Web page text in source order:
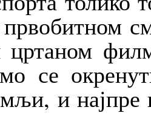
првобитном
се
и